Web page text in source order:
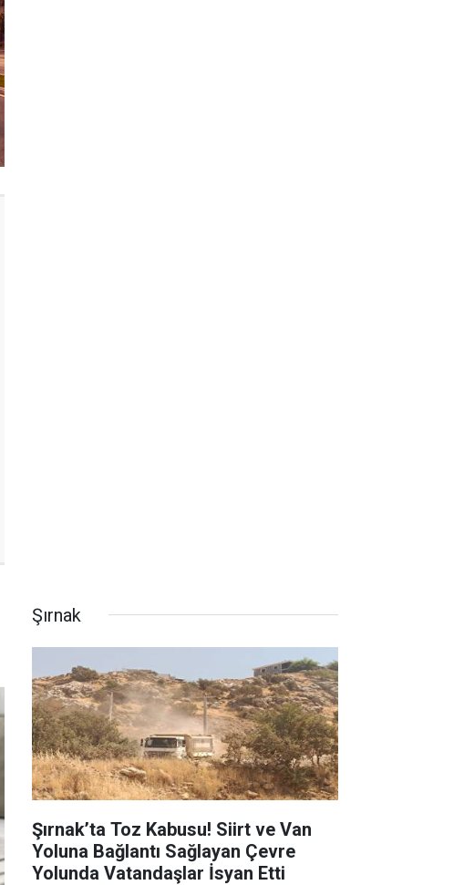
Şırnak
Şırnak’ta Toz Kabusu! Siirt ve Van
Yoluna Bağlantı Sağlayan Çevre
Yolunda Vatandaşlar İsyan Etti